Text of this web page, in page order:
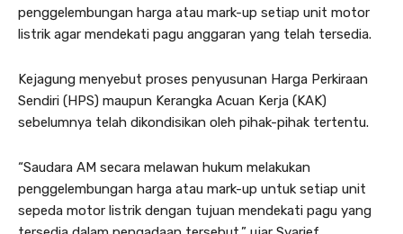
penggelembungan harga atau mark-up setiap unit motor
listrik agar mendekati pagu anggaran yang telah tersedia.
Kejagung menyebut proses penyusunan Harga Perkiraan
Sendiri (HPS) maupun Kerangka Acuan Kerja (KAK)
sebelumnya telah dikondisikan oleh pihak-pihak tertentu.
“Saudara AM secara melawan hukum melakukan
penggelembungan harga atau mark-up untuk setiap unit
sepeda motor listrik dengan tujuan mendekati pagu yang